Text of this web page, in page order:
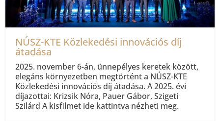
NÚSZ-KTE Közlekedési innovációs díj
átadása
2025. november 6-án, ünnepélyes keretek között,
elegáns környezetben megtörtént a NÚSZ-KTE
Közlekedési innovációs díj átadása. A 2025. évi
díjazottai: Krizsik Nóra, Pauer Gábor, Szigeti
Szilárd A kisfilmet ide kattintva nézheti meg.